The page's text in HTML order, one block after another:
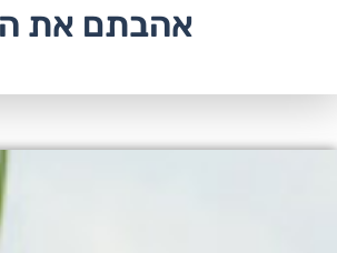
אהבתם את